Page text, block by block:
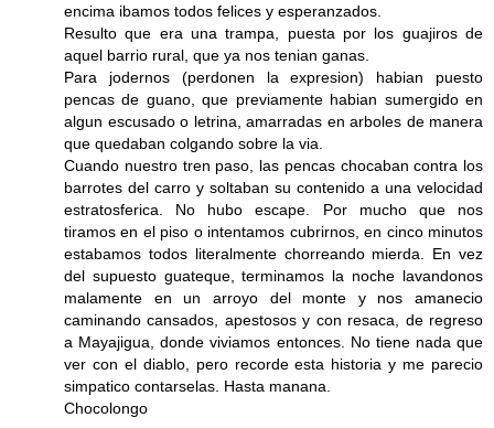
encima ibamos todos felices y esperanzados.
Resulto que era una trampa, puesta por los guajiros de
aquel barrio rural, que ya nos tenian ganas.
Para jodernos (perdonen la expresion) habian puesto
pencas de guano, que previamente habian sumergido en
algun escusado o letrina, amarradas en arboles de manera
que quedaban colgando sobre la via.
Cuando nuestro tren paso, las pencas chocaban contra los
barrotes del carro y soltaban su contenido a una velocidad
estratosferica. No hubo escape. Por mucho que nos
tiramos en el piso o intentamos cubrirnos, en cinco minutos
estabamos todos literalmente chorreando mierda. En vez
del supuesto guateque, terminamos la noche lavandonos
malamente en un arroyo del monte y nos amanecio
caminando cansados, apestosos y con resaca, de regreso
a Mayajigua, donde viviamos entonces. No tiene nada que
ver con el diablo, pero recorde esta historia y me parecio
simpatico contarselas. Hasta manana.
Chocolongo